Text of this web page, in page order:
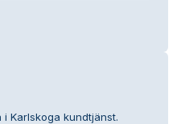
Karlskoga kundtjänst.